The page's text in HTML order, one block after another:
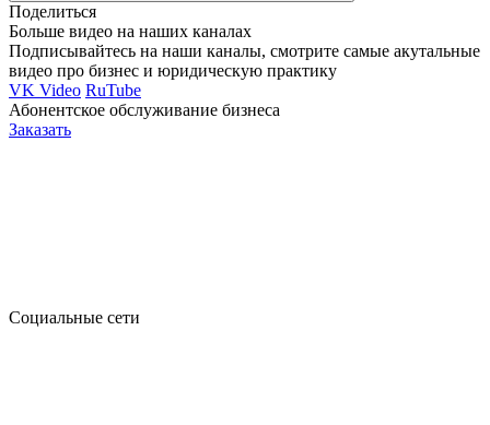
Поделиться
Больше видео на наших каналах
Подписывайтесь на наши каналы, смотрите самые акутальные
видео про бизнес и юридическую практику
VK Video RuTube
Абонентское обслуживание бизнеса
Заказать
Социальные сети